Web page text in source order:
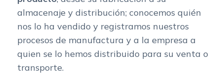
almacenaje y distribución; conocemos quién
nos lo ha vendido y registramos nuestros
procesos de manufactura y a la empresa a
quien se lo hemos distribuido para su venta o
transporte.